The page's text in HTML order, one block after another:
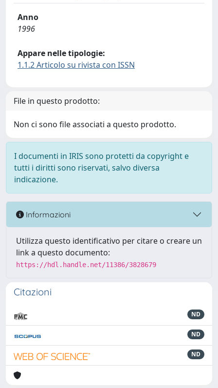
Anno
1996
Appare nelle tipologie:
1.1.2 Articolo su rivista con ISSN
File in questo prodotto:
Non ci sono file associati a questo prodotto.
I documenti in IRIS sono protetti da copyright e
tutti i diritti sono riservati, salvo diversa
indicazione.
Informazioni
Utilizza questo identificativo per citare o creare un
link a questo documento:
https://hdl.handle.net/11386/3828679
Citazioni
ND
ND
ND